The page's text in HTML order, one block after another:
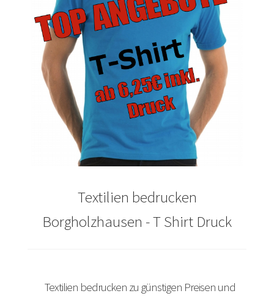
gestalten und bedrucken
Arbeitshosen günstig bedrucken
Arbeitsjacken günstig bedrucken
Arbeitskleidung bedrucken Alfeld – Firmenlogo
Arbeitskleidung bedrucken Ankum – Firmenlogo
Arbeitskleidung bedrucken Aurich – Firmenlogo
Arbeitskleidung bedrucken Bad Bentheim – Firmenlogo
Arbeitskleidung bedrucken Bad Essen – Firmenlogo
Berufsbekleidung
Textilien bedrucken
Borgholzhausen - T Shirt Druck
Textilien bedrucken zu günstigen Preisen und